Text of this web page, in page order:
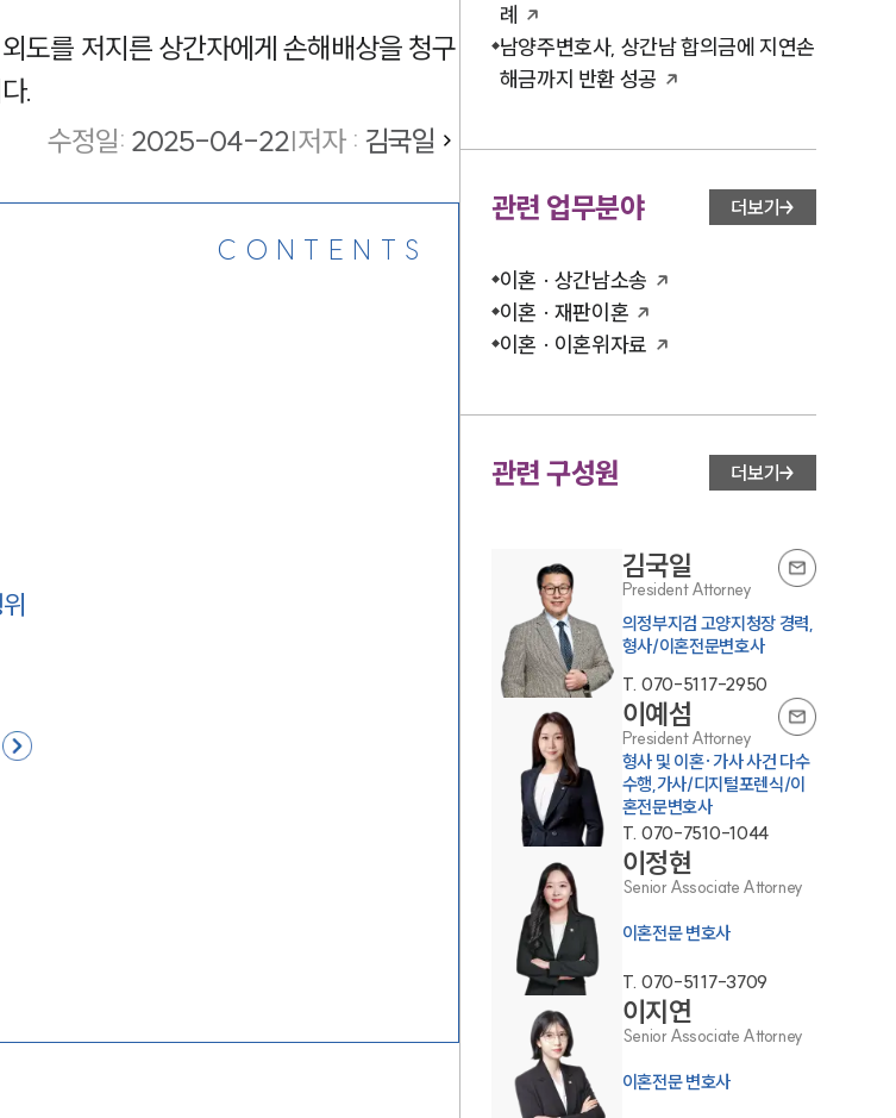
부소개
부소개
대륜의 강점
오시는 길
도를 저지른 상간자에게 손해배상을 청구
.
수정일: 2025-04-22|저자 : 김국일
CONTENTS
례
남양주변호사, 상간남 합의금에 지연손
해금까지 반환 성공
관련 업무분야 더보기
이혼 · 상간남소송
이혼 · 재판이혼
이혼 · 이혼위자료
관련 구성원 더보기
김국일
President Attorney
의정부지검 고양지청장 경력,
형사/이혼전문변호사
T. 070-5117-2950
이예섬
President Attorney
형사 및 이혼·가사 사건 다수
수행,가사/디지털포렌식/이
혼전문변호사
T. 070-7510-1044
이정현
Senior Associate Attorney
이혼전문 변호사
T. 070-5117-3709
이지연
Senior Associate Attorney
이혼전문 변호사